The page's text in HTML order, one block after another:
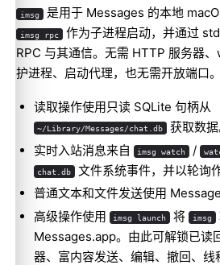
imsg 是用于 Messages 的本地
imsg rpc 作为子进程启动，并通过
RPC 与其通信。无需 HTTP 服务器
护进程、启动代理，也无需开放端口。
读取操作使用只读 SQLite 句柄从
~/Library/Messages/chat.db
获取数据
实时入站消息来自
imsg watch /
chat.db
文件系统事件，并以轮询
普通文本和文件发送使用
高级操作使用
imsg launch 将 imsg
Messages.app。由此可解锁已读
器、富内容发送、编辑、撤回、